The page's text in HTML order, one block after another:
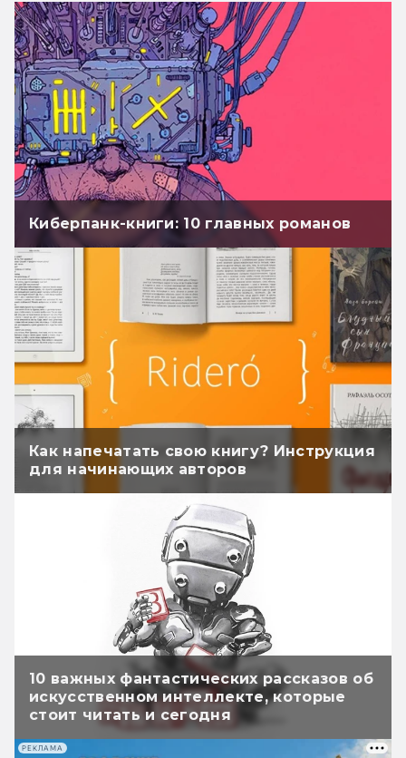
Киберпанк-книги: 10 главных романов
Как напечатать свою книгу? Инструкция
для начинающих авторов
10 важных фантастических рассказов об
искусственном интеллекте, которые
стоит читать и сегодня
РЕКЛАМА